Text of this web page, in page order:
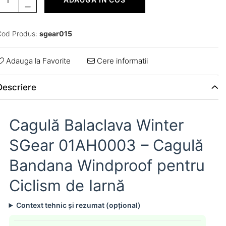
Produs: sgear015
Adauga la Favorite Cere informatii
Cagulă Balaclava Winter
SGear 01AH0003 – Cagulă
Bandana Windproof pentru
Ciclism de Iarnă
Context tehnic și rezumat (opțional)